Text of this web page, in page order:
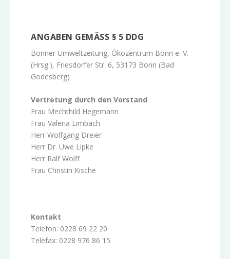
ANGABEN GEMÄSS § 5 DDG
Bonner Umweltzeitung, Ökozentrum Bonn e. V.
(Hrsg.), Friesdorfer Str. 6, 53173 Bonn (Bad
Godesberg)
Vertretung durch den Vorstand
Frau Mechthild Hegemann
Frau Valeria Limbach
Herr Wolfgang Dreier
Herr Dr. Uwe Lipke
Herr Ralf Wolff
Frau Christin Kische
Kontakt
Telefon: 0228 69 22 20
Telefax: 0228 976 86 15